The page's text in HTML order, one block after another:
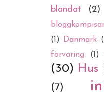
blandat (2)
(1)
Danmark
förvaring
(1)
(30) Hus
(7)